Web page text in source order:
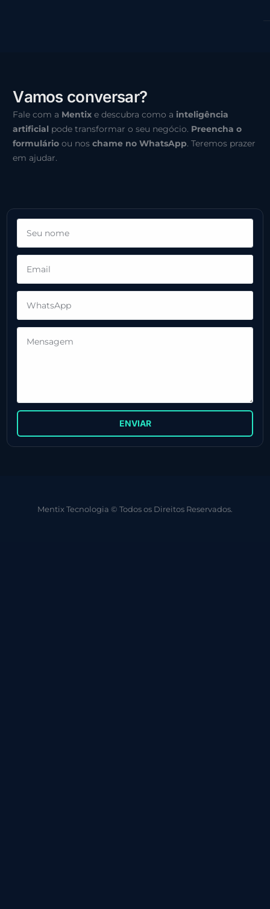
Vamos conversar?
Fale com a Mentix e descubra como a inteligência
artificial pode transformar o seu negócio. Preencha o
formulário ou noschame no WhatsApp. Teremos prazer
em ajudar.
ENVIAR
Mentix Tecnologia © Todos os Direitos Reservados.